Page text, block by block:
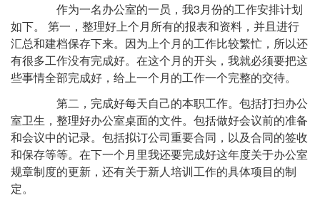
作为一名办公室的一员，我3月份的工作安排计划
如下。 第一，整理好上个月所有的报表和资料，并且进行
汇总和建档保存下来。因为上个月的工作比较繁忙，所以还
有很多工作没有完成好。在这个月的开头，我就必须要把这
些事情全部完成好，给上一个月的工作一个完整的交待。
第二，完成好每天自己的本职工作。包括打扫办公
室卫生，整理好办公室桌面的文件。包括做好会议前的准备
和会议中的记录。包括拟订公司重要合同，以及合同的签收
和保存等等。在下一个月里我还要完成好这年度关于办公室
规章制度的更新，还有关于新人培训工作的具体项目的制
定。